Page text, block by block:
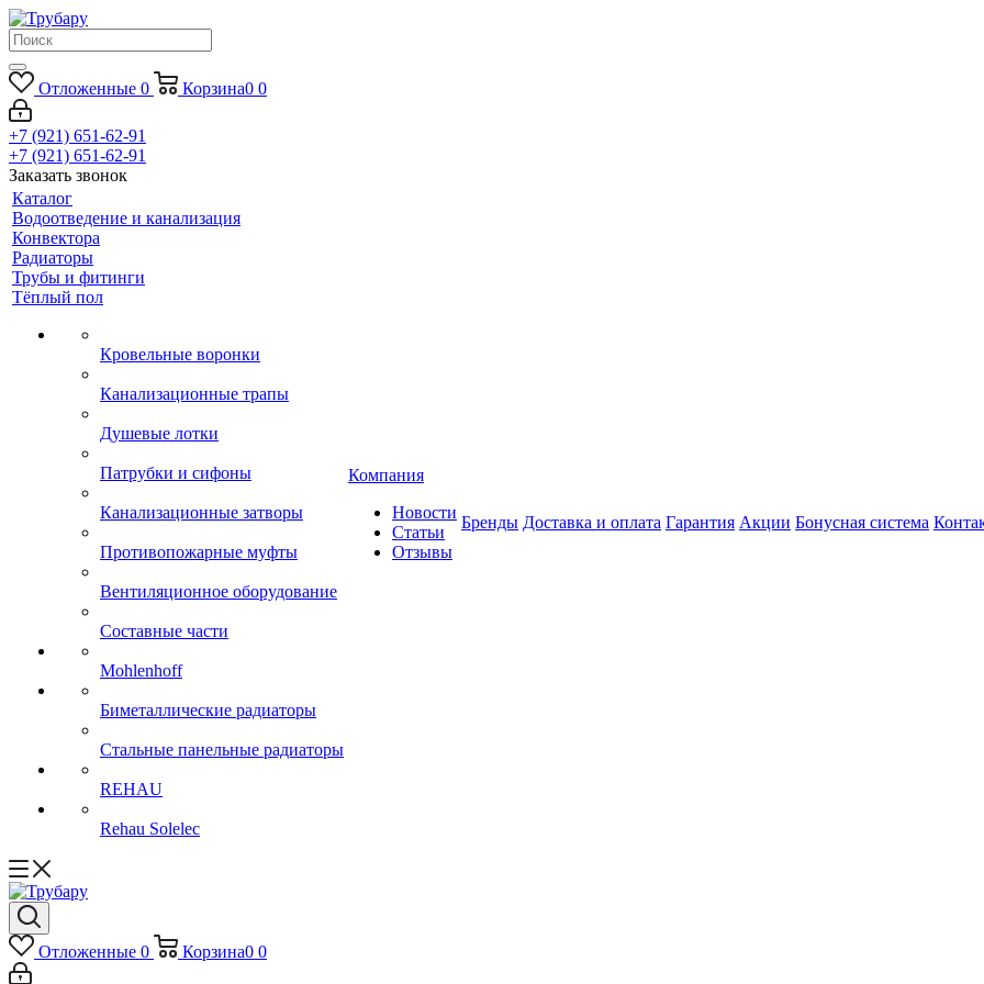
Отложенные 0 Корзина0 0
+7 (921) 651-62-91
+7 (921) 651-62-91
Заказать звонок
Каталог
Водоотведение и канализация
Конвектора
Радиаторы
Трубы и фитинги
Тёплый пол
Кровельные воронки
Канализационные трапы
Душевые лотки
Патрубки и сифоны
Канализационные затворы
Противопожарные муфты
Вентиляционное оборудование
Составные части
Mohlenhoff
Биметаллические радиаторы
Стальные панельные радиаторы
REHAU
Rehau Solelec
Компания
Новости
Статьи
Отзывы
Бренды Доставка и оплата Гарантия Акции Бонусная система
Отложенные 0 Корзина0 0